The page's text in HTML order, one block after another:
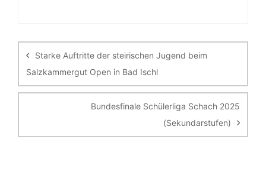
Starke Auftritte der steirischen Jugend beim
Salzkammergut Open in Bad Ischl
Bundesfinale Schülerliga Schach 2025
(Sekundarstufen)